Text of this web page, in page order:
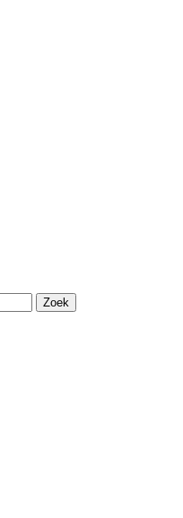
Zoek